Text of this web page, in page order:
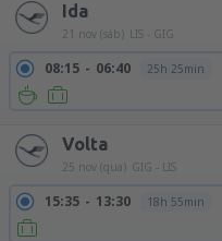
Ida
21 nov (sáb) LIS - GIG
08:15 06:40 25h 25min
Volta
25 nov (qua) GIG - LIS
15:35 13:30 18h 55min